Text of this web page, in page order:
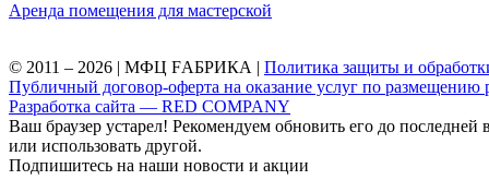
Аренда помещения для мастерской
© 2011 – 2026 | МФЦ FАБРИКА | Политика защиты и
Публичный договор-оферта на оказание услуг по размещению
Разработка сайта — RED COMPANY
Ваш браузер устарел! Рекомендуем обновить его до последней
или использовать другой.
Подпишитесь на наши новости и акции